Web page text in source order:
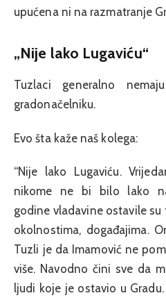
upućena ni na razmatranje
„Nije lako Lugaviću“
Tuzlaci generalno
gradonačelniku.
Evo šta kaže naš kolega:
“Nije lako Lugaviću.
nikome ne bi bilo lako
godine vladavine ostavile
okolnostima, događajima.
Tuzli je da Imamović ne
više. Navodno čini sve da
ljudi koje je ostavio u